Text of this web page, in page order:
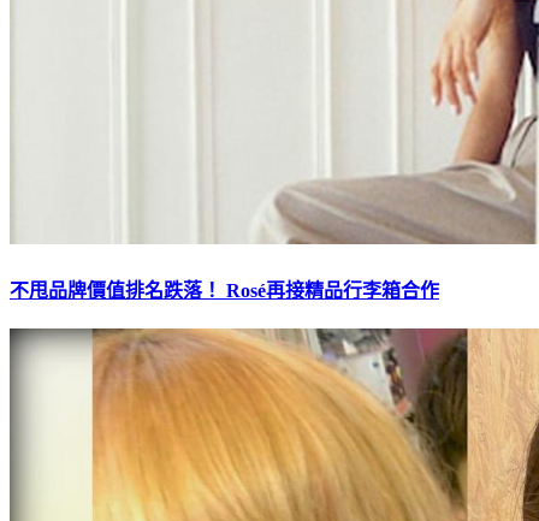
不甩品牌價值排名跌落！ Rosé再接精品行李箱合作